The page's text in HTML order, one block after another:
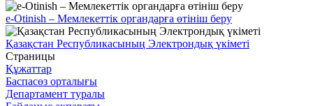
e-Otinish – Мемлекеттік органдарға өтініш беру
Қазақстан Республикасының Электрондық үкіметі
Страницы
Құжаттар
Баспасөз орталығы
Департамент туралы